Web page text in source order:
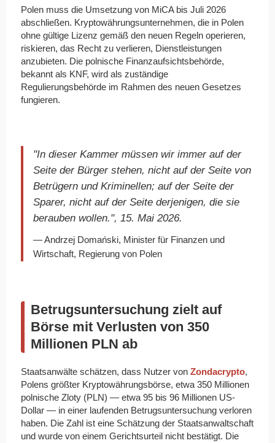
Polen muss die Umsetzung von MiCA bis Juli 2026
abschließen. Kryptowährungsunternehmen, die in Polen
ohne gültige Lizenz gemäß den neuen Regeln operieren,
riskieren, das Recht zu verlieren, Dienstleistungen
anzubieten. Die polnische Finanzaufsichtsbehörde,
bekannt als KNF, wird als zuständige
Regulierungsbehörde im Rahmen des neuen Gesetzes
fungieren.
"In dieser Kammer müssen wir immer auf der
Seite der Bürger stehen, nicht auf der Seite von
Betrügern und Kriminellen; auf der Seite der
Sparer, nicht auf der Seite derjenigen, die sie
berauben wollen.", 15. Mai 2026.
— Andrzej Domański, Minister für Finanzen und
Wirtschaft, Regierung von Polen
Betrugsuntersuchung zielt auf
Börse mit Verlusten von 350
Millionen PLN ab
Staatsanwälte schätzen, dass Nutzer von Zondacrypto,
Polens größter Kryptowährungsbörse, etwa 350 Millionen
polnische Zloty (PLN) — etwa 95 bis 96 Millionen US-
Dollar — in einer laufenden Betrugsuntersuchung verloren
haben. Die Zahl ist eine Schätzung der Staatsanwaltschaft
und wurde von einem Gerichtsurteil nicht bestätigt. Die